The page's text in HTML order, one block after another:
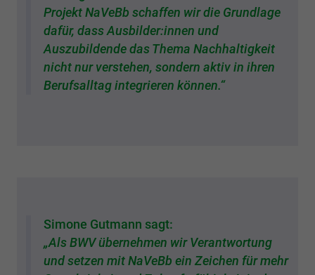
Projekt NaVeBb schaffen wir die Grundlage
dafür, dass Ausbilder:innen und
Auszubildende das Thema Nachhaltigkeit
nicht nur verstehen, sondern aktiv in ihren
Berufsalltag integrieren können.“
Simone Gutmann sagt:
„Als BWV übernehmen wir Verantwortung
und setzen mit NaVeBb ein Zeichen für mehr